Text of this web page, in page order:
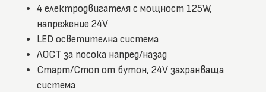
4 електродвигателя с мощност 125W,
напрежение 24V
LED осветителна система
ЛОСТ за посока напред/назад
Старт/Стоп от бутон, 24V захранваща
система